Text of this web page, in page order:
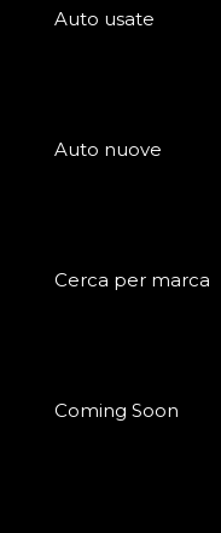
Auto usate
Auto nuove
Cerca per marca
Coming Soon